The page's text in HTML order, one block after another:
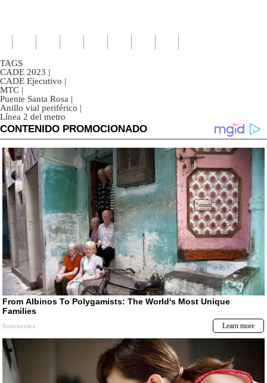
TAGS
CADE 2023 |
CADE Ejecutivo |
MTC |
Puente Santa Rosa |
Anillo vial periférico |
Línea 2 del metro